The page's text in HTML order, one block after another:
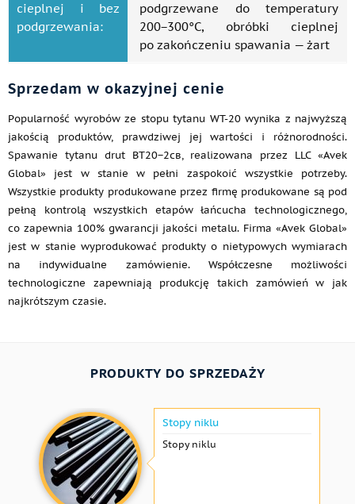
cieplnej i bez
podgrzewania:
podgrzewane do temperatury
200−300°C, obróbki cieplnej
po zakończeniu spawania — żart
Sprzedam w okazyjnej cenie
Popularność wyrobów ze stopu tytanu WT-20 wynika z najwyższą
jakością produktów, prawdziwej jej wartości i różnorodności.
Spawanie tytanu drut ВТ20−2св, realizowana przez LLC «Avek
Global» jest w stanie w pełni zaspokoić wszystkie potrzeby.
Wszystkie produkty produkowane przez firmę produkowane są pod
pełną kontrolą wszystkich etapów łańcucha technologicznego,
co zapewnia 100% gwarancji jakości metalu. Firma «Avek Global»
jest w stanie wyprodukować produkty o nietypowych wymiarach
na indywidualne zamówienie. Współczesne możliwości
technologiczne zapewniają produkcję takich zamówień w jak
najkrótszym czasie.
PRODUKTY DO SPRZEDAŻY
Stopy niklu
Stopy niklu